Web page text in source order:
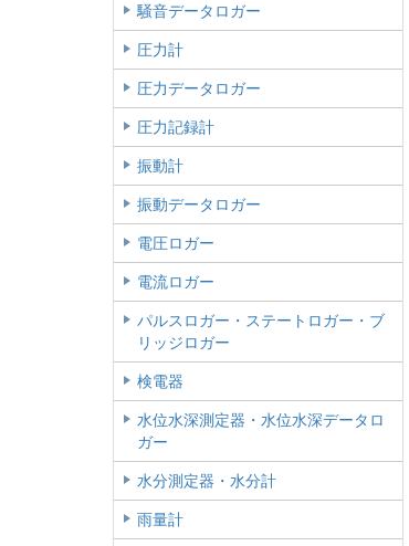
騒音データロガー
圧力計
圧力データロガー
圧力記録計
振動計
振動データロガー
電圧ロガー
電流ロガー
パルスロガー・ステートロガー・ブ
リッジロガー
検電器
水位水深測定器・水位水深データロ
ガー
水分測定器・水分計
雨量計